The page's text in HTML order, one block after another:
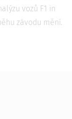
vozů F1 in
závodu mění.